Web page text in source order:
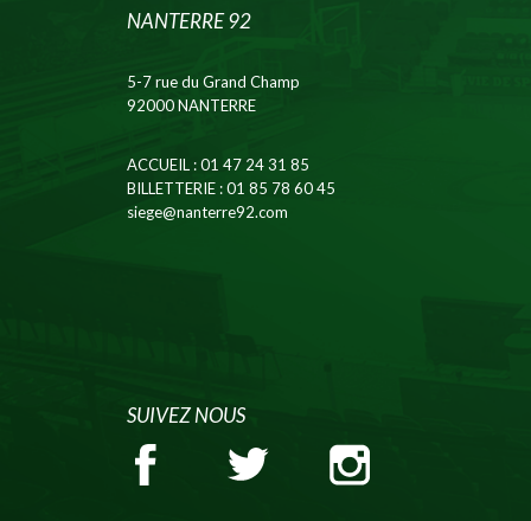
NANTERRE 92
5-7 rue du Grand Champ
92000 NANTERRE
ACCUEIL: 01 47 24 31 85
BILLETTERIE: 01 85 78 60 45
siege@nanterre92.com
SUIVEZ NOUS